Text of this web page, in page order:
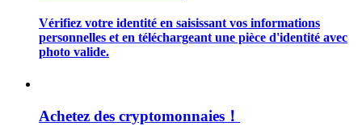
Guide de démarrage des contrats à terme
Vérifiez votre identité en saisissant vos informations
personnelles et en téléchargeant une pièce d'identité avec
photo valide.
Achetez des cryptomonnaies！